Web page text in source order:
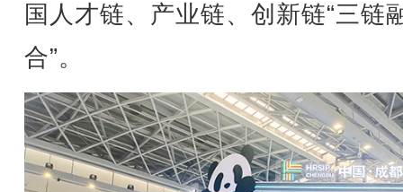
国人才链、产业链、创新链“三链
合”。